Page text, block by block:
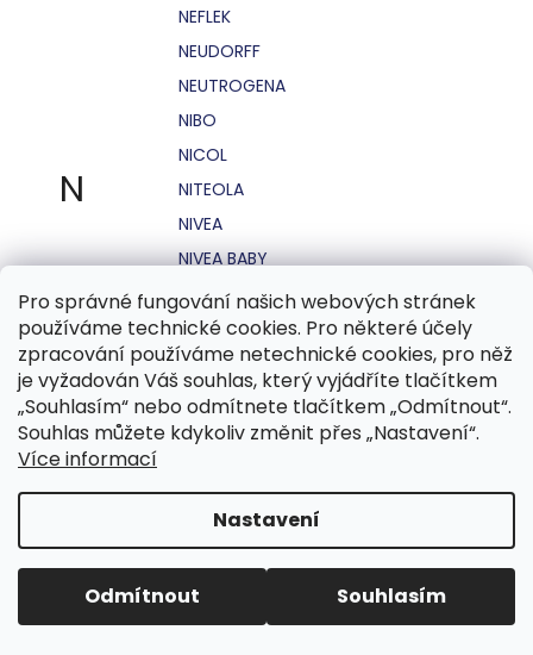
Pro správné fungování našich webových stránek
používáme technické cookies. Pro některé účely
zpracování používáme netechnické cookies, pro něž
je vyžadován Váš souhlas, který vyjádříte tlačítkem
„Souhlasím“ nebo odmítnete tlačítkem „Odmítnout“.
Souhlas můžete kdykoliv změnit přes „Nastavení“.
Více informací
Nastavení
Odmítnout Souhlasím
N
NEFLEK
NEUDORFF
NEUTROGENA
NIBO
NICOL
NITEOLA
NIVEA
NIVEA BABY
NIVEA MEN
NIVEA SUN
NO STRESS
NOHEL GARDEN
NORDICS
NUK
O.B.
OASIS